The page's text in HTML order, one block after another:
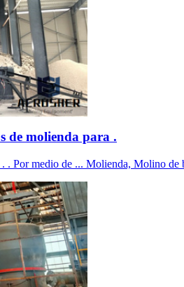
de molienda para .
Por medio de ... Molienda, Molino de